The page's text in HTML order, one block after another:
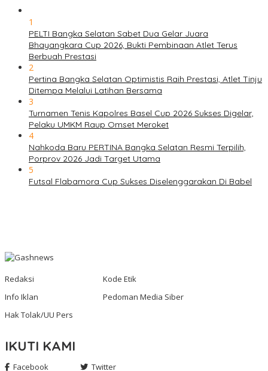
1
PELTI Bangka Selatan Sabet Dua Gelar Juara
Bhayangkara Cup 2026, Bukti Pembinaan Atlet Terus
Berbuah Prestasi
2
Pertina Bangka Selatan Optimistis Raih Prestasi, Atlet Tinju
Ditempa Melalui Latihan Bersama
3
Turnamen Tenis Kapolres Basel Cup 2026 Sukses Digelar,
Pelaku UMKM Raup Omset Meroket
4
Nahkoda Baru PERTINA Bangka Selatan Resmi Terpilih,
Porprov 2026 Jadi Target Utama
5
Futsal Flabamora Cup Sukses Diselenggarakan Di Babel
Redaksi
Kode Etik
Info Iklan
Pedoman Media Siber
Hak Tolak/UU Pers
IKUTI KAMI
Facebook Twitter